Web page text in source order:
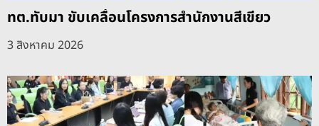
ทต.ทับมา ขับเคลื่อนโครงการสำนักงานสีเขียว
3 สิงหาคม 2026